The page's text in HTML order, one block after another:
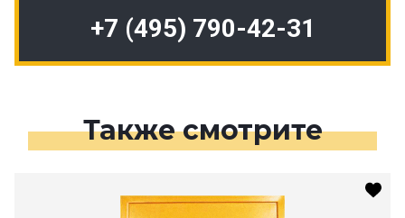
+7 (495) 790-42-31
Также смотрите